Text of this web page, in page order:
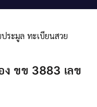
ง ขข 3883 เลข